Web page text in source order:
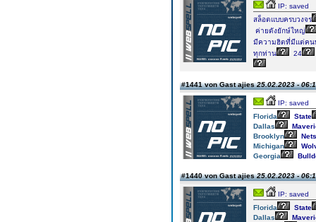
IP: saved
สล็อตแบบครบวงจร
ค่ายดังยักษ์ใหญ่
มีความฮิตที่มีแต่คน
ทุกท่าน
24
#1441 von Gast ajies25.02.2023 -
IP: saved
Florida
State
Dallas
Brooklyn
Nets
Michigan
Georgia
#1440 von Gast ajies25.02.2023 -
IP: saved
Florida
State
Dallas